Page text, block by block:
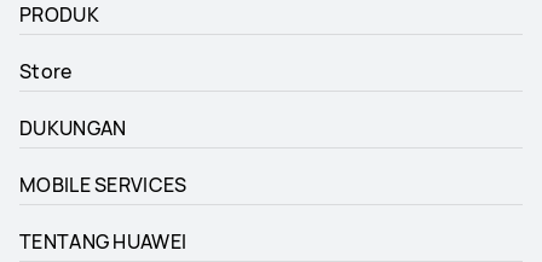
PRODUK
Store
DUKUNGAN
MOBILE SERVICES
TENTANG HUAWEI